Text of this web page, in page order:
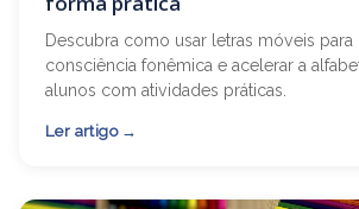
Descubra como usar letras móveis
consciência fonêmica e acelerar a
alunos com atividades práticas.
Ler artigo